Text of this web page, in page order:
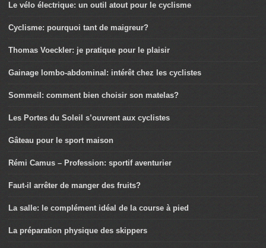
Le vélo électrique: un outil atout pour le cyclisme
Cyclisme: pourquoi tant de maigreur?
Thomas Voeckler: je pratique pour le plaisir
Gainage lombo-abdominal: intérêt chez les cyclistes
Sommeil: comment bien choisir son matelas?
Les Portes du Soleil s’ouvrent aux cyclistes
Gâteau pour le sport maison
Rémi Camus – Profession: sportif aventurier
Faut-il arrêter de manger des fruits?
La salle: le complément idéal de la course à pied
La préparation physique des skippers